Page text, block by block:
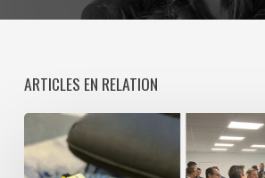
ARTICLES EN RELATION
Cent
Treize